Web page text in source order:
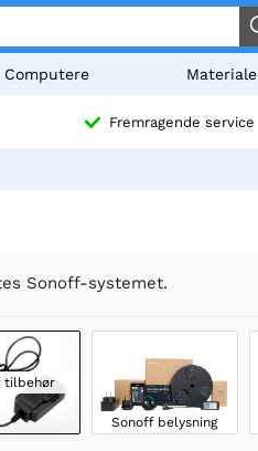
Computere Materiale
Fremragende service
Sonoff-systemet.
tilbehør
Sonoff belysning